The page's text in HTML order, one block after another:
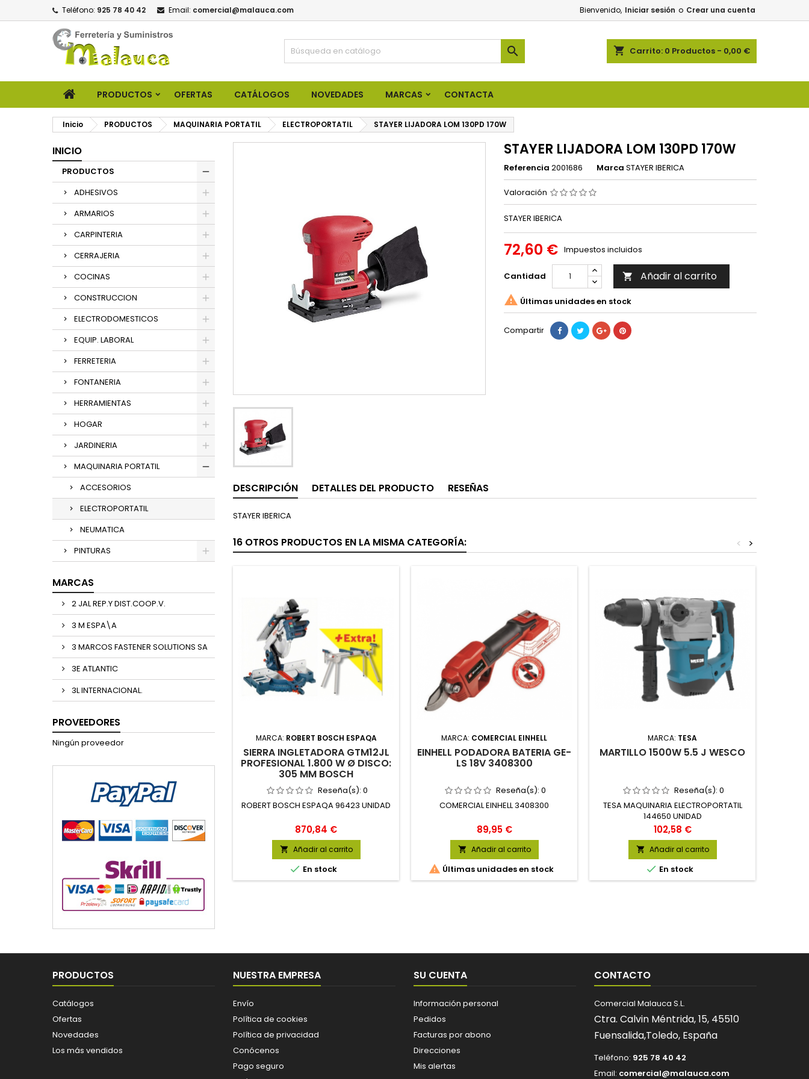
Teléfono: 925 78 40 42 Email: comercial@malauca.com Bienvenido, Iniciar sesión o Crear una cuenta
shopping_cart Carrito: 0 Productos - 0,00 €

PRODUCTOS OFERTAS CATÁLOGOS NOVEDADES MARCAS CONTACTA
Inicio PRODUCTOS MAQUINARIA PORTATIL ELECTROPORTATIL STAYER LIJADORA LOM 130PD 170W
INICIO
PRODUCTOS
ADHESIVOS
ARMARIOS
CARPINTERIA
CERRAJERIA
COCINAS
CONSTRUCCION
ELECTRODOMESTICOS
EQUIP. LABORAL
FERRETERIA
FONTANERIA
HERRAMIENTAS
HOGAR
JARDINERIA
MAQUINARIA PORTATIL
ACCESORIOS
ELECTROPORTATIL
NEUMATICA
PINTURAS
MARCAS
2 JAL REP.Y DIST.COOP.V.
3 M ESPA\A
3 MARCOS FASTENER SOLUTIONS SA
3E ATLANTIC
3L INTERNACIONAL.
PROVEEDORES
Ningún proveedor
STAYER LIJADORA LOM 130PD 170W
Referencia 2001686 Marca STAYER IBERICA
Valoración
STAYER IBERICA
72,60 € Impuestos incluidos
Cantidad  Añadir al carrito
 Últimas unidades en stock
Compartir
DESCRIPCIÓN DETALLES DEL PRODUCTO RESEÑAS
STAYER IBERICA
16 OTROS PRODUCTOS EN LA MISMA CATEGORÍA: >
<
MARCA: ROBERT BOSCH ESPAQA
SIERRA INGLETADORA GTM12JL
PROFESIONAL 1.800 W Ø DISCO:
305 MM BOSCH
Reseña(s): 0
ROBERT BOSCH ESPAQA 96423 UNIDAD
Precio
870,84 €
 Añadir al carrito
 En stock
MARCA: COMERCIAL EINHELL
EINHELL PODADORA BATERIA GE-
LS 18V 3408300
Reseña(s): 0
COMERCIAL EINHELL 3408300
Precio
89,95 €
 Añadir al carrito
 Últimas unidades en stock
MARCA: TESA
MARTILLO 1500W 5.5 J WESCO
Reseña(s): 0
TESA MAQUINARIA ELECTROPORTATIL
144650 UNIDAD
Precio
102,58 €
 Añadir al carrito
 En stock
PRODUCTOS
Catálogos
Ofertas
Novedades
Los más vendidos
NUESTRA EMPRESA
Envío
Política de cookies
Política de privacidad
Conócenos
Pago seguro
SU CUENTA
Información personal
Pedidos
Facturas por abono
Direcciones
Mis alertas
CONTACTO
Comercial Malauca S.L.
Ctra. Calvin Méntrida, 15, 45510
Fuensalida,Toledo, España
Teléfono: 925 78 40 42
Email: comercial@malauca.com